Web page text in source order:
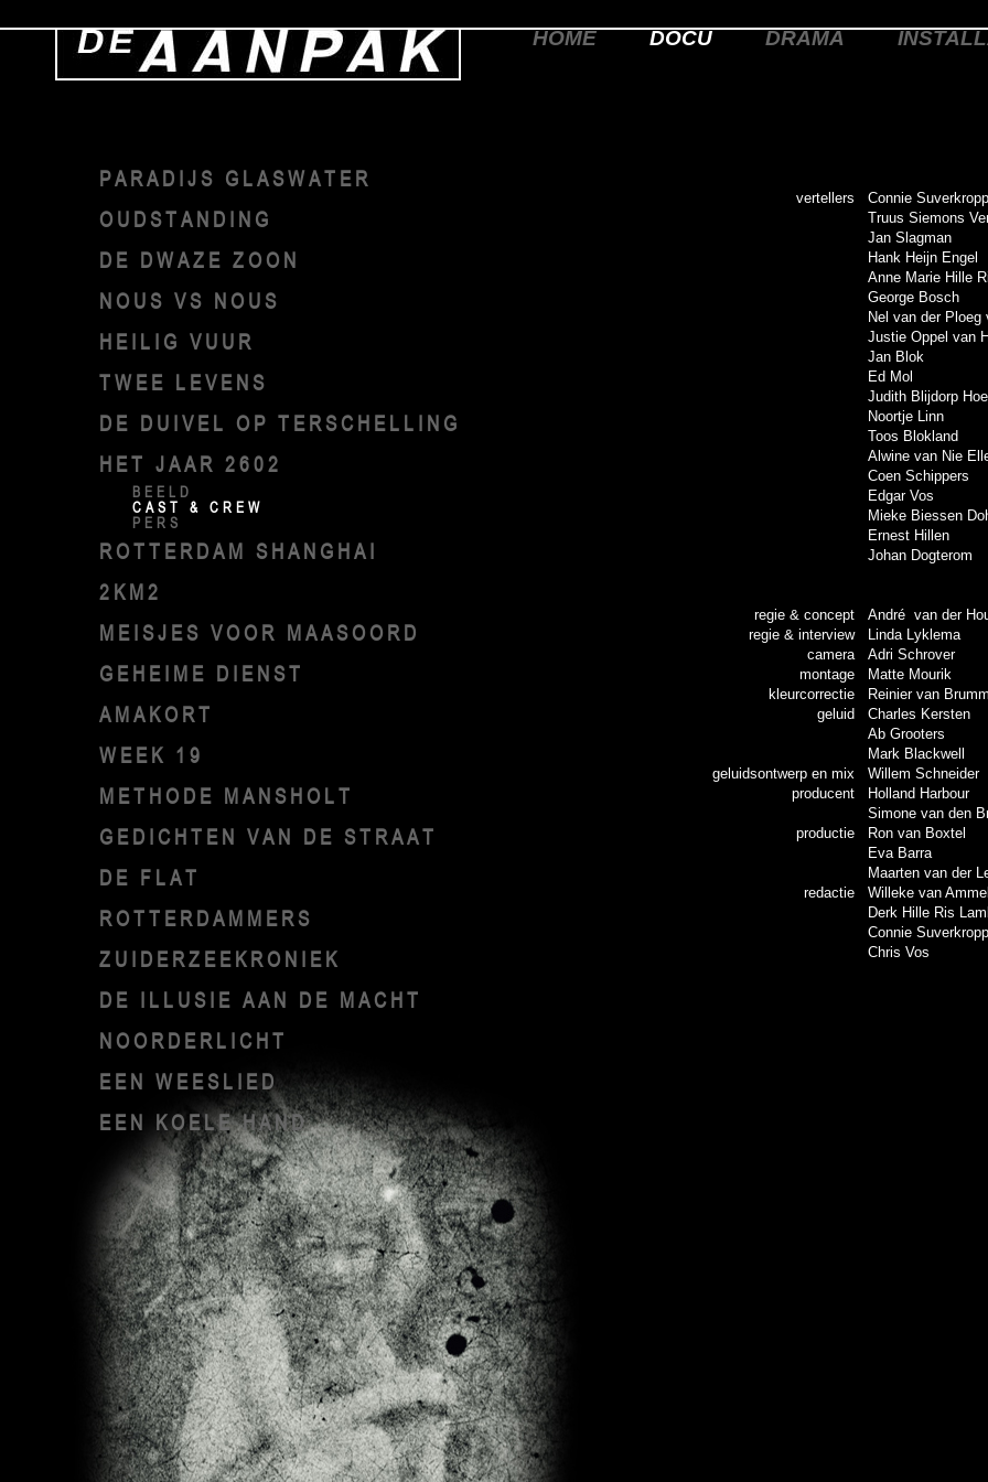
HOME DOCU DRAMA
PARADIJS GLASWATER
OUDSTANDING
DE DWAZE ZOON
NOUS VS NOUS
HEILIG VUUR
TWEE LEVENS
DE DUIVEL OP TERSCHELLING
HET JAAR 2602
BEELD
CAST & CREW
PERS
ROTTERDAM SHANGHAI
2KM2
MEISJES VOOR MAASOORD
GEHEIME DIENST
AMAKORT
WEEK 19
METHODE MANSHOLT
GEDICHTEN VAN DE STRAAT
DE FLAT
ROTTERDAMMERS
ZUIDERZEEKRONIEK
DE ILLUSIE AAN DE MACHT
NOORDERLICHT
EEN WEESLIED
EEN KOELE HAND
vertellers
Connie Suverkropp
Truus Siemons
Jan Slagman
Hank Heijn Engel
Anne Marie Hille
George Bosch
Nel van der Ploeg
Justie Oppel van
Jan Blok
Ed Mol
Judith Blijdorp
Noortje Linn
Toos Blokland
Alwine van Nie
Coen Schippers
Edgar Vos
Mieke Biessen
Ernest Hillen
Johan Dogterom
regie & concept
André van der
regie & interview
Linda Lyklema
camera
Adri Schrover
montage
Matte Mourik
kleurcorrectie
Reinier van
geluid
Charles Kersten
Ab Grooters
Mark Blackwell
geluidsontwerp en mix
Willem Schneider
producent
Holland Harbour
Simone van den
productie
Ron van Boxtel
Eva Barra
Maarten van der
redactie
Willeke van
Derk Hille Ris
Connie Suverkropp
Chris Vos